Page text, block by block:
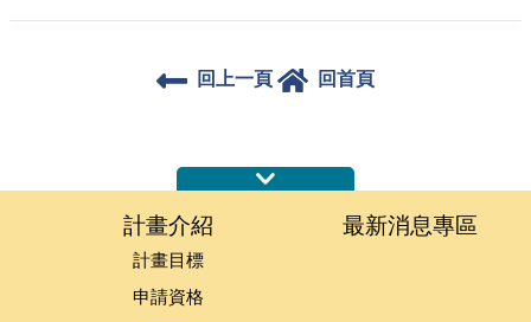
回上一頁 回首頁
計畫介紹
計畫目標
申請資格
最新消息專區